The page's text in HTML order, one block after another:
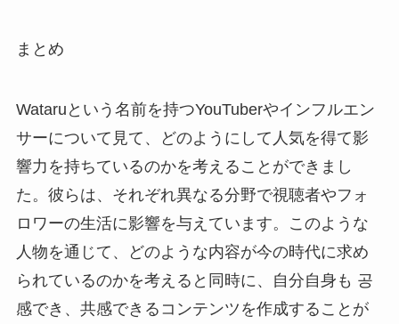
まとめ
Wataruという名前を持つYouTuberやインフルエン
サーについて見て、どのようにして人気を得て影
響力を持ちているのかを考えることができまし
た。彼らは、それぞれ異なる分野で視聴者やフォ
ロワーの生活に影響を与えています。このような
人物を通じて、どのような内容が今の時代に求め
られているのかを考えると同時に、自分自身も 공
感でき、共感できるコンテンツを作成することが